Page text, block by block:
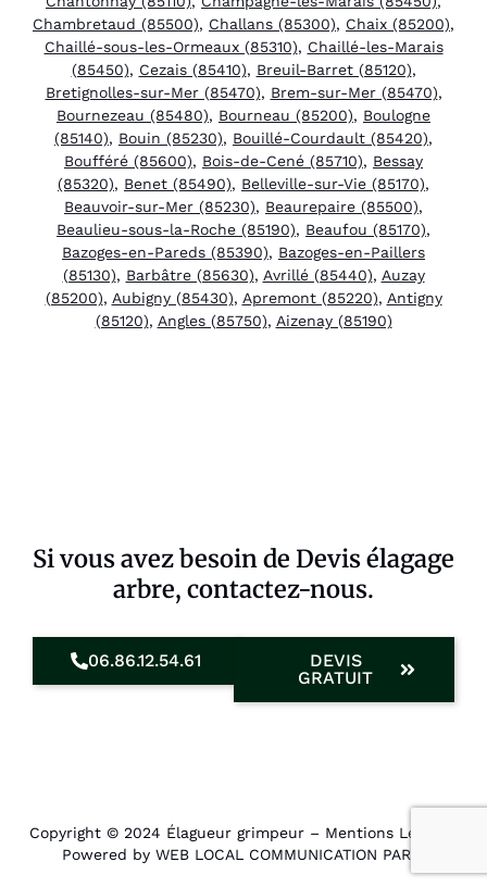
Chambretaud (85500), Challans (85300), Chaix (85200),
Chaillé-sous-les-Ormeaux (85310), Chaillé-les-Marais
(85450), Cezais (85410), Breuil-Barret (85120),
Bretignolles-sur-Mer (85470), Brem-sur-Mer (85470),
Bournezeau (85480), Bourneau (85200), Boulogne
(85140), Bouin (85230), Bouillé-Courdault (85420),
Boufféré (85600), Bois-de-Cené (85710), Bessay
(85320), Benet (85490), Belleville-sur-Vie (85170),
Beauvoir-sur-Mer (85230), Beaurepaire (85500),
Beaulieu-sous-la-Roche (85190), Beaufou (85170),
Bazoges-en-Pareds (85390), Bazoges-en-Paillers
(85130), Barbâtre (85630), Avrillé (85440), Auzay
(85200), Aubigny (85430), Apremont (85220), Antigny
(85120), Angles (85750), Aizenay (85190)
Si vous avez besoin de Devis élagage
arbre, contactez-nous.
06.86.12.54.61
DEVIS
GRATUIT
Copyright © 2024 Élagueur grimpeur – Mentions Légales
Powered by WEB LOCAL COMMUNICATION PARIS